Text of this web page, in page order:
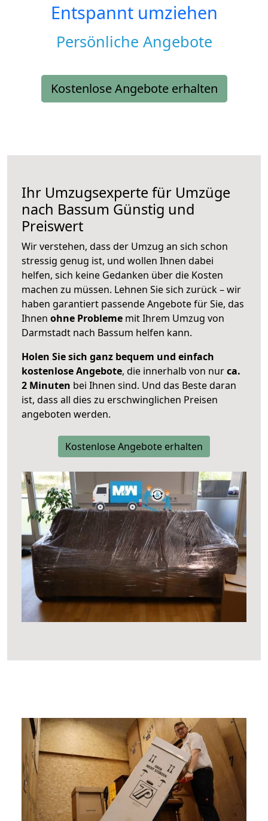
Entspannt umziehen
Persönliche Angebote
Kostenlose Angebote erhalten
Ihr Umzugsexperte für Umzüge
nach Bassum Günstig und
Preiswert
Wir verstehen, dass der Umzug an sich schon
stressig genug ist, und wollen Ihnen dabei
helfen, sich keine Gedanken über die Kosten
machen zu müssen. Lehnen Sie sich zurück – wir
haben garantiert passende Angebote für Sie, das
Ihnen ohne Probleme mit Ihrem Umzug von
Darmstadt nach Bassum helfen kann.
Holen Sie sich ganz bequem und einfach
kostenlose Angebote, die innerhalb von nurca.
2 Minuten bei Ihnen sind. Und das Beste daran
ist, dass all dies zu erschwinglichen Preisen
angeboten werden.
Kostenlose Angebote erhalten